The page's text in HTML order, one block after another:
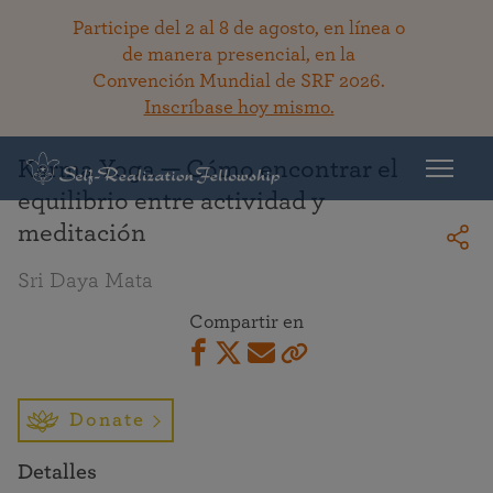
Participe del 2 al 8 de agosto, en línea o
de manera presencial, en la
Convención Mundial de SRF 2026.
Inscríbase hoy mismo.
Regresar a la bibioteca
Karma Yoga — Cómo encontrar el
equilibrio entre actividad y
meditación
Sri Daya Mata
Compartir en
Donate
Detalles